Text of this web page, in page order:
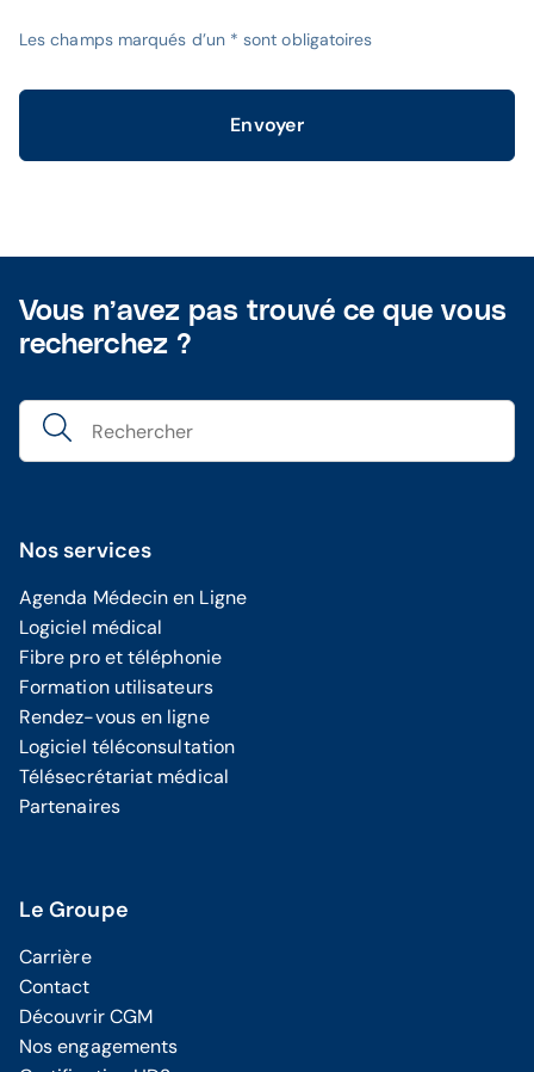
Les champs marqués d’un * sont obligatoires
Envoyer
Vous n’avez pas trouvé ce que vous
recherchez ?
Nos services
Agenda Médecin en Ligne
Logiciel médical
Fibre pro et téléphonie
Formation utilisateurs
Rendez-vous en ligne
Logiciel téléconsultation
Télésecrétariat médical
Partenaires
Le Groupe
Carrière
Contact
Découvrir CGM
Nos engagements